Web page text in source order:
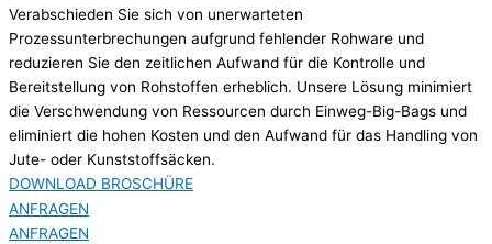
Verabschieden Sie sich von unerwarteten
Prozessunterbrechungen aufgrund fehlender Rohware und
reduzieren Sie den zeitlichen Aufwand für die Kontrolle und
Bereitstellung von Rohstoffen erheblich. Unsere Lösung minimiert
die Verschwendung von Ressourcen durch Einweg-Big-Bags und
eliminiert die hohen Kosten und den Aufwand für das Handling von
Jute- oder Kunststoffsäcken.
DOWNLOAD BROSCHÜRE
ANFRAGEN
ANFRAGEN